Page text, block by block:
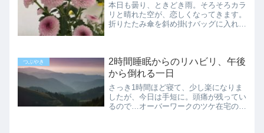
本日も曇り、ときどき雨。そろそろカラ
リと晴れた空が、恋しくなってきます。
折りたたみ傘を斜め掛けバッグに入れて
前後に回しながら、回送バ...
つぶやき
2時間睡眠からのリハビリ、午後
から倒れる一日
さっき1時間ほど寝て、少し楽になりま
したが、今日は手短に。頭痛が残ってい
るので…オーバーワークのツケ在宅の仕